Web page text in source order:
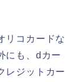
リコカードな
にも、dカー
レジットカー